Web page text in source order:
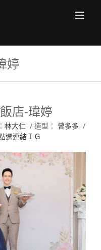
婷
店-瑋婷
林大仁 / 造型： 曾多多 /
選連結ＩＧ